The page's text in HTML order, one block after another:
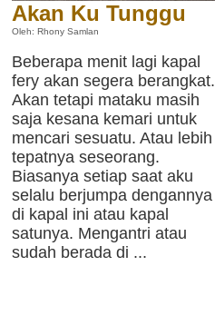
Akan Ku Tunggu
Oleh: Rhony Samlan
Beberapa menit lagi kapal
fery akan segera berangkat.
Akan tetapi mataku masih
saja kesana kemari untuk
mencari sesuatu. Atau lebih
tepatnya seseorang.
Biasanya setiap saat aku
selalu berjumpa dengannya
di kapal ini atau kapal
satunya. Mengantri atau
sudah berada di ...